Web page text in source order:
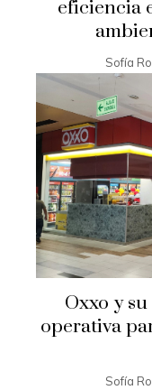
eficiencia
Sofía
Oxxo y
operativa
Sofía